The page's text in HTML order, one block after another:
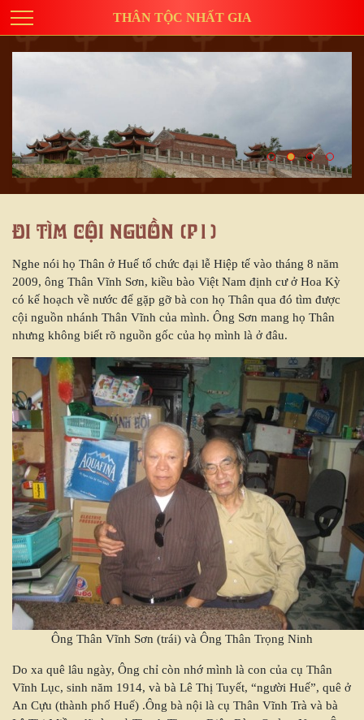
THÂN TỘC NHẤT GIA
Đi tìm cội nguồn (p1)
Nghe nói họ Thân ở Huế tổ chức đại lễ Hiệp tế vào tháng 8 năm
2009, ông Thân Vĩnh Sơn, kiều bào Việt Nam định cư ở Hoa Kỳ
có kế hoạch về nước để gặp gỡ bà con họ Thân qua đó tìm được
cội nguồn nhánh Thân Vĩnh của mình. Ông Sơn mang họ Thân
nhưng không biết rõ nguồn gốc của họ mình là ở đâu.
Ông Thân Vĩnh Sơn (trái) và Ông Thân Trọng Ninh
Do xa quê lâu ngày, Ông chỉ còn nhớ mình là con của cụ Thân
Vĩnh Lục, sinh năm 1914, và bà Lê Thị Tuyết, “người Huế”, quê ở
An Cựu (thành phố Huế) .Ông bà nội là cụ Thân Vĩnh Trà và bà